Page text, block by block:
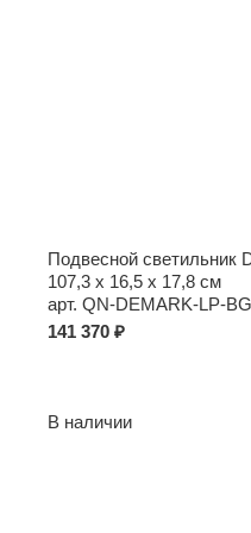
Подвесной светильник
107,3 x 16,5 x 17,8 см
арт. QN-DEMARK-LP-BG
141 370 ₽
В наличии